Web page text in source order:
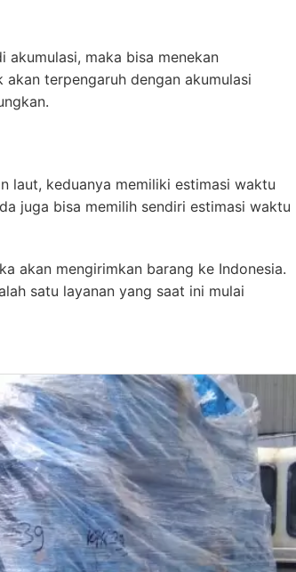
akumulasi, maka bisa menekan
terpengaruh dengan akumulasi
laut, keduanya memiliki estimasi waktu
juga bisa memilih sendiri estimasi waktu
akan mengirimkan barang ke Indonesia.
satu layanan yang saat ini mulai